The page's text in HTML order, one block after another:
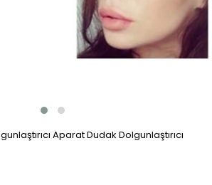
Aparat Dudak Dolgunlaştırıcı